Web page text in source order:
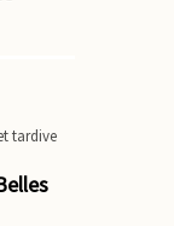
tardive